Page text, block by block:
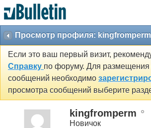
Просмотр профиля: kingfromperm
Если это ваш первый визит,
Справку по форуму. Для размещения
сообщений необходимо
просмотра сообщений выберите
kingfromperm
Новичок